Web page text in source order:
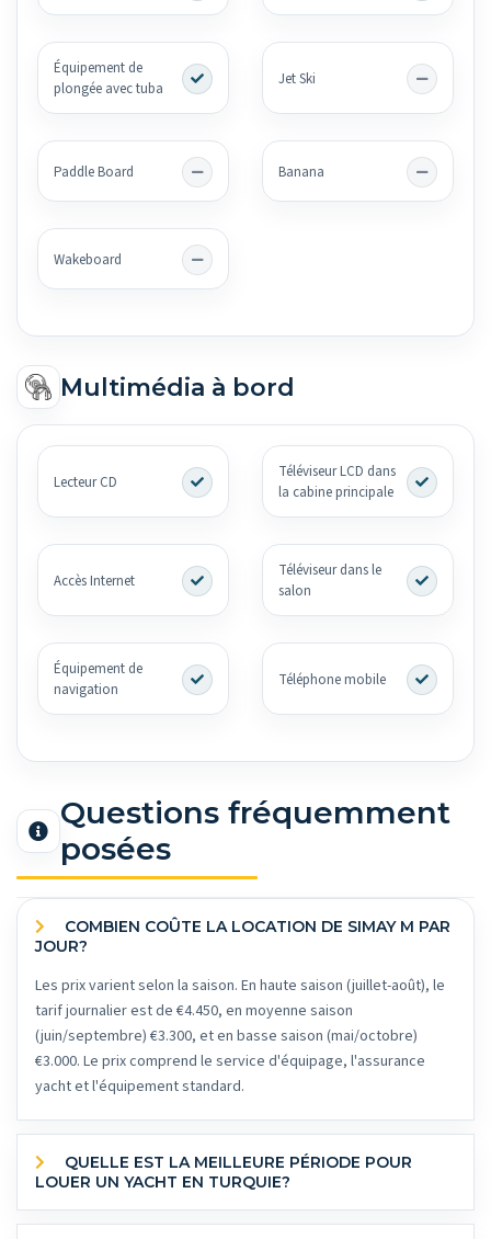
Équipement de
plongée avec tuba
Jet Ski
Paddle Board Banana
Wakeboard
Multimédia à bord
Lecteur CD
Téléviseur LCD dans
la cabine principale
Accès Internet
Téléviseur dans le
salon
Équipement de
navigation
Téléphone mobile
Questions fréquemment
posées
JOUR?
Les prix varient selon la saison. En haute saison (juillet-août), le
tarif journalier est de €4.450, en moyenne saison
(juin/septembre) €3.300, et en basse saison (mai/octobre)
€3.000. Le prix comprend le service d'équipage, l'assurance
yacht et l'équipement standard.
LOUER UN YACHT EN TURQUIE?